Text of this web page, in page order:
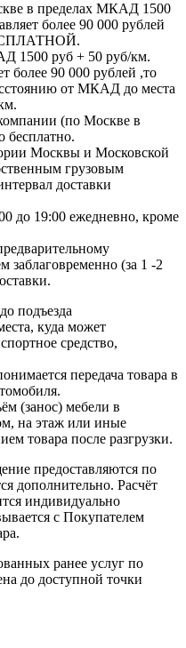
в пределах МКАД 1500
более 90 000 рублей
1500 руб + 50 руб/км.
более 90 000 рублей ,то
от МКАД до места
(по Москве в
Москвы и Московской
грузовым
доставки
до 19:00 ежедневно, кроме
заблаговременно (за 1 -2
подъезда
куда может
средство,
передача товара в
(занос) мебели в
на этаж или иные
товара после разгрузки.
предоставляются по
дополнительно. Расчёт
индивидуально
с Покупателем
ранее услуг по
до доступной точки